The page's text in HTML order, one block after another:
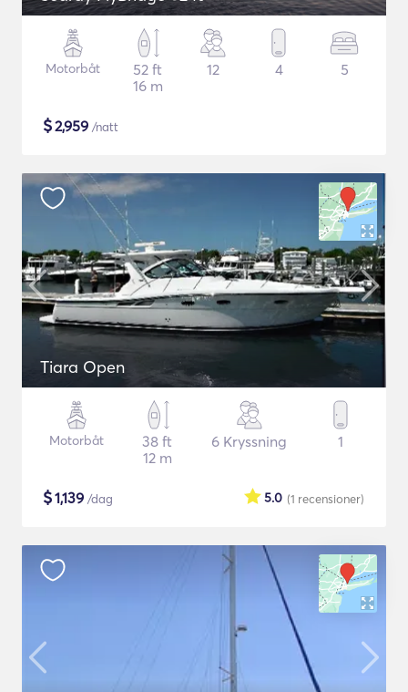
Motorbåt
52 ft
16 m
12 4 5
$2,959 /natt
Tiara Open
Motorbåt
38 ft
12 m
6 Kryssning 1
$1,139 /dag (1 recensioner)
5.0